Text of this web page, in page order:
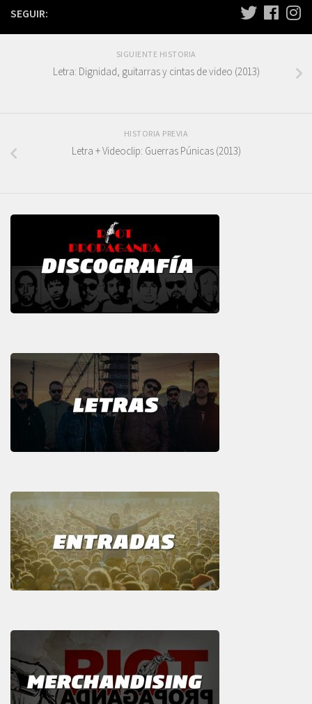
SEGUIR:
SIGUIENTE HISTORIA
Letra: Dignidad, guitarras y cintas de video (2013)
HISTORIA PREVIA
Letra + Videoclip: Guerras Púnicas (2013)